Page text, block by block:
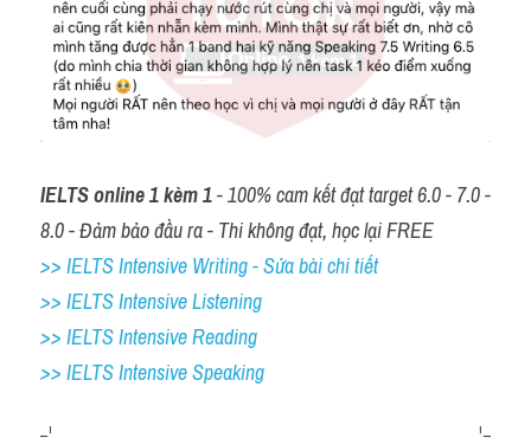
IELTS online 1 kèm 1 - 100% cam kết đạt target 6.0 - 7.0 -
8.0 - Đảm bảo đầu ra - Thi không đạt, học lại FREE
>> IELTS Intensive Writing - Sửa bài chi tiết
>> IELTS Intensive Listening
>> IELTS Intensive Reading
>> IELTS Intensive Speaking